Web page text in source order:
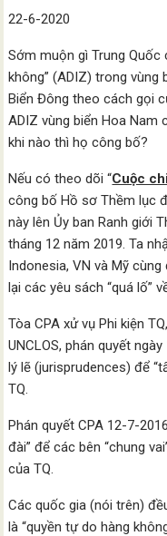
22-6-2020
Sớm muộn gì Trung Quốc
không” (ADIZ) trong vùng
Biển Đông theo cách gọi
ADIZ vùng biển Hoa Nam
khi nào thì họ công bố?
Nếu có theo dõi “Cuộc
công bố Hồ sơ Thềm lục
này lên Ủy ban Ranh giới
tháng 12 năm 2019. Ta
Indonesia, VN và Mỹ
lại các yêu sách “quá lố”
Tòa CPA xử vụ Phi kiện
UNCLOS, phán quyết
lý lẽ (jurisprudences) để
TQ.
Phán quyết CPA 12-7-
đài” để các bên “chung
của TQ.
Các quốc gia (nói trên)
là “quyền tự do hàng